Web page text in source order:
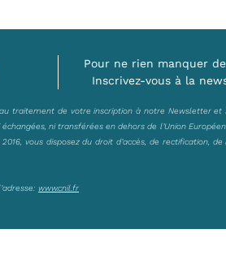
Pour ne rien manquer de
Inscrivez-vous à la
traitement de votre inscription à notre Newsletter
ni transférées en dehors de l’Union
vous disposez du droit d’accès, de
www.cnil.fr